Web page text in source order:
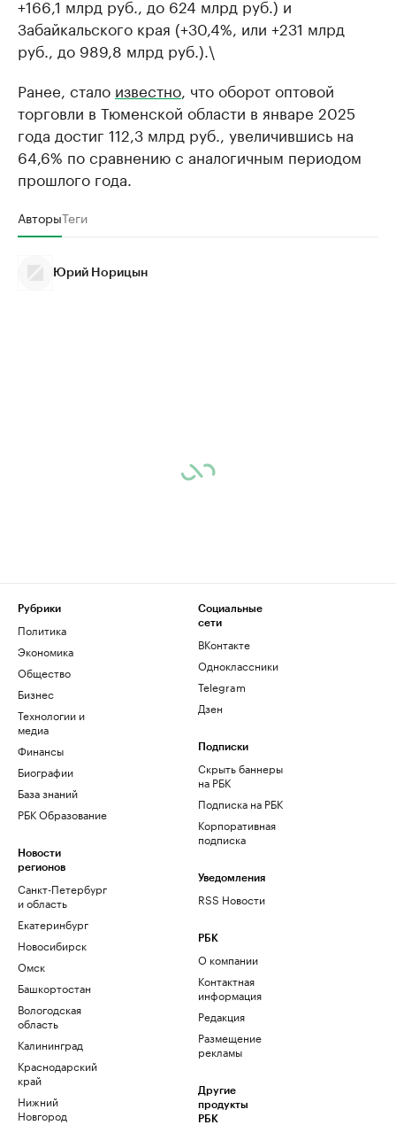
+166,1 млрд руб., до 624 млрд руб.) и
Забайкальского края (+30,4%, или +231 млрд
руб., до 989,8 млрд руб.).\
Ранее, стало известно , что оборот оптовой
торговли в Тюменской области в январе 2025
года достиг 112,3 млрд руб., увеличившись на
64,6% по сравнению с аналогичным периодом
прошлого года.
АвторыТеги
Юрий Норицын
Рубрики
Политика
Экономика
Общество
Бизнес
Технологии и
медиа
Финансы
Биографии
База знаний
РБК Образование
Новости
регионов
Санкт-Петербург
и область
Екатеринбург
Новосибирск
Омск
Башкортостан
Вологодская
область
Калининград
Краснодарский
край
Нижний
Новгород
Социальные
сети
ВКонтакте
Одноклассники
Telegram
Дзен
Подписки
Скрыть баннеры
на РБК
Подписка на РБК
Корпоративная
подписка
Уведомления
RSS Новости
РБК
О компании
Контактная
информация
Редакция
Размещение
рекламы
Другие
продукты
РБК